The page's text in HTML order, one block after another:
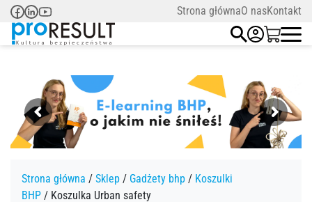
Strona głównaO nasKontakt
Strona główna / Sklep / Gadżety bhp / Koszulki
BHP / Koszulka Urban safety